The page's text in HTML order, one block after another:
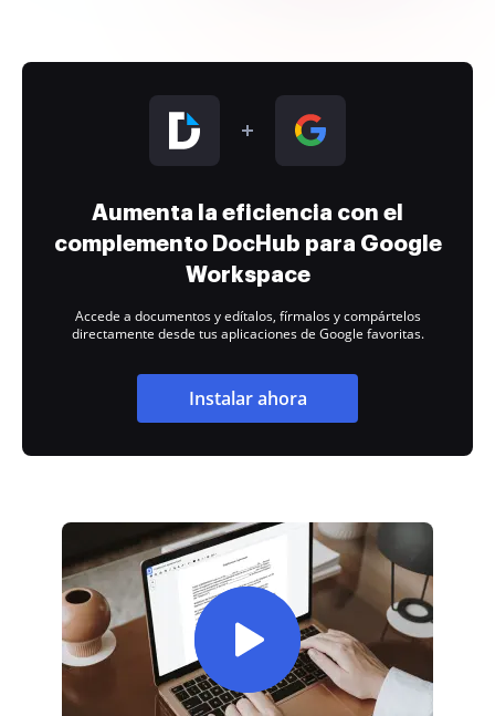
Aumenta la eficiencia con el
complemento DocHub para Google
Workspace
Accede a documentos y edítalos, fírmalos y compártelos
directamente desde tus aplicaciones de Google favoritas.
Instalar ahora